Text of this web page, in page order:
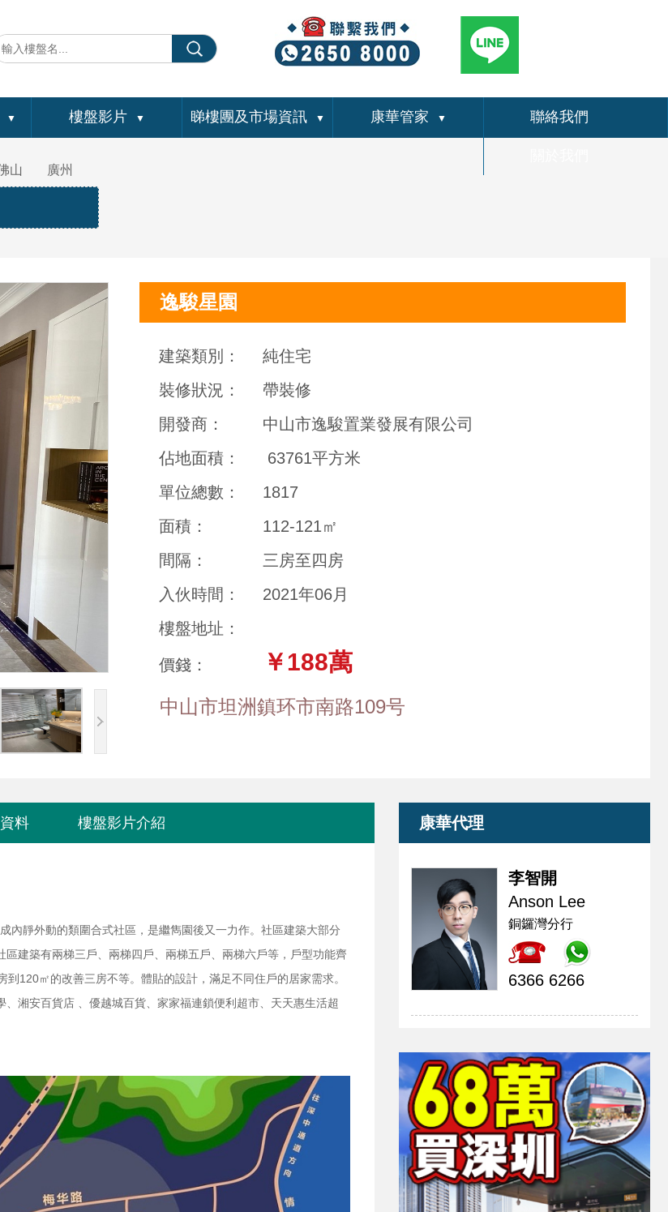
▼ 樓盤影片 ▼ 睇樓團及市場資訊 ▼ 康華管家 ▼ 聯絡我們
山 廣州
逸駿星園
建築類別：
純住宅
裝修狀況：
帶裝修
開發商：
中山市逸駿置業發展有限公司
佔地面積：
63761平方米
單位總數：
1817
面積：
112-121㎡
間隔：
三房至四房
入伙時間：
2021年06月
樓盤地址：
價錢： ￥188萬
中山市坦洲鎮环市南路109号
料 樓盤影片介紹
內靜外動的類圍合式社區，是繼雋園後又一力作。社區建築大部分
建築有兩梯三戶、兩梯四戶、兩梯五戶、兩梯六戶等，戶型功能齊
120㎡的改善三房不等。體貼的設計，滿足不同住戶的居家需求。
湘安百貨店 、優越城百貨、家家福連鎖便利超市、天天惠生活超
康華代理
李智開
Anson Lee
銅鑼灣分行
6366 6266